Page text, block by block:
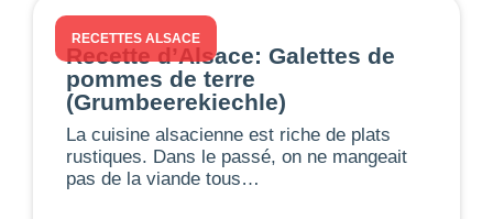
RECETTES ALSACE
Recette d’Alsace: Galettes de
pommes de terre
(Grumbeerekiechle)
La cuisine alsacienne est riche de plats
rustiques. Dans le passé, on ne mangeait
pas de la viande tous…